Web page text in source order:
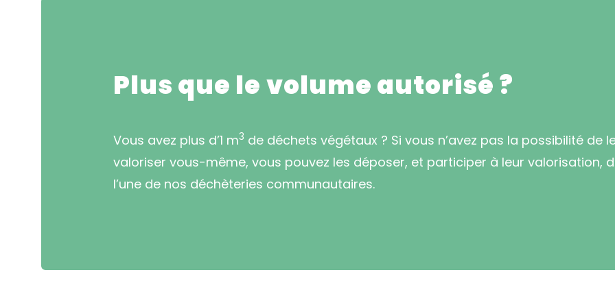
Plus que le volume autorisé ?
Vous avez plus d’1 m3 de déchets végétaux ? Si vous n’avez pas la possibilité de
valoriser vous-même, vous pouvez les déposer, et participer à leur valorisation,
l’une de nos déchèteries communautaires.